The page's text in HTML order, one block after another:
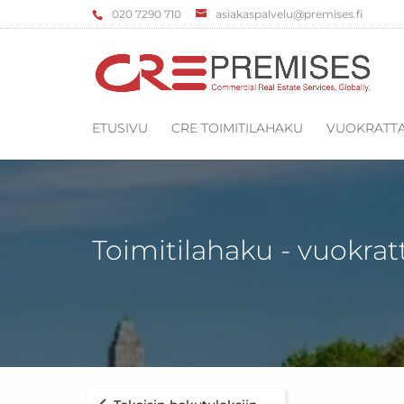
‌020 7290 710 asiakaspalvelu@premises.fi
ETUSIVU CRE TOIMITILAHAKU
Toimitilahaku -